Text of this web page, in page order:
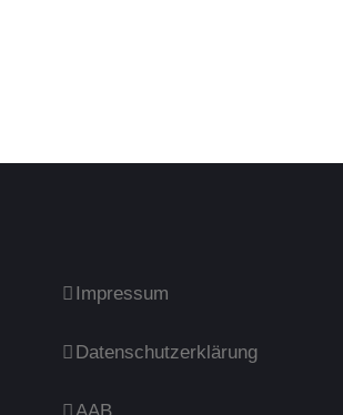
Impressum
Datenschutzerklärung